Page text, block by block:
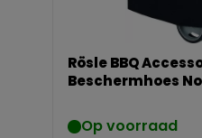
Rösle BBQ Accessoire
Beschermhoes
Op voorraad